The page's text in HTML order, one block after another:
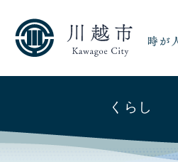
くらし